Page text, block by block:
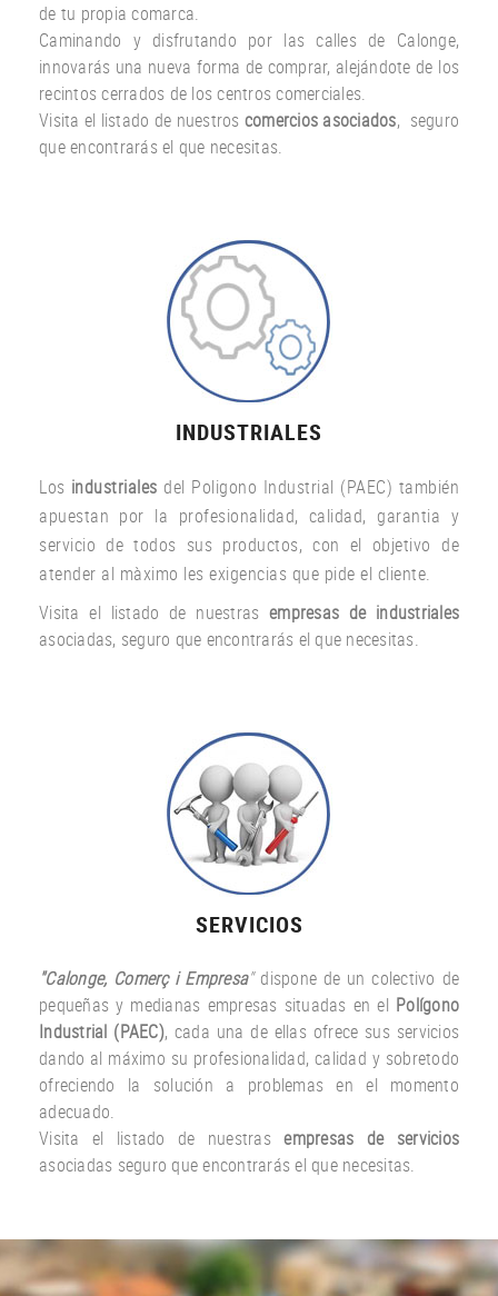
de tu propia comarca.
Caminando y disfrutando por las calles de Calonge,
innovarás una nueva forma de comprar, alejándote de los
recintos cerrados de los centros comerciales.
Visita el listado de nuestros comercios asociados, seguro
que encontrarás el que necesitas.
INDUSTRIALES
Los industriales del Poligono Industrial (PAEC) también
apuestan por la profesionalidad, calidad, garantia y
servicio de todos sus productos, con el objetivo de
atender al màximo les exigencias que pide el cliente.
Visita el listado de nuestras empresas de industriales
asociadas, seguro que encontrarás el que necesitas.
SERVICIOS
"Calonge, Comerç i Empresa"dispone de un colectivo de
pequeñas y medianas empresas situadas en el Polígono
Industrial (PAEC), cada una de ellas ofrece sus servicios
dando al máximo su profesionalidad, calidad y sobretodo
ofreciendo la solución a problemas en el momento
adecuado.
Visita el listado de nuestrasempresas de servicios
asociadas seguro que encontrarás el que necesitas.